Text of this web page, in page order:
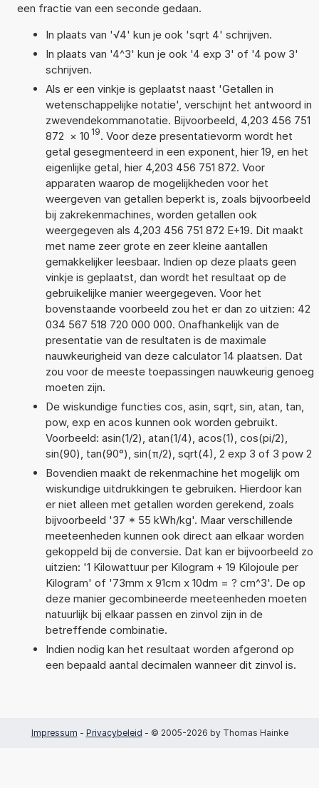
een fractie van een seconde gedaan.
In plaats van '√4' kun je ook 'sqrt 4' schrijven.
In plaats van '4^3' kun je ook '4 exp 3' of '4 pow 3'
schrijven.
Als er een vinkje is geplaatst naast 'Getallen in
wetenschappelijke notatie', verschijnt het antwoord in
zwevendekommanotatie. Bijvoorbeeld, 4,203 456 751
872 × 10 19. Voor deze presentatievorm wordt het
getal gesegmenteerd in een exponent, hier 19, en het
eigenlijke getal, hier 4,203 456 751 872. Voor
apparaten waarop de mogelijkheden voor het
weergeven van getallen beperkt is, zoals bijvoorbeeld
bij zakrekenmachines, worden getallen ook
weergegeven als 4,203 456 751 872 E+19. Dit maakt
met name zeer grote en zeer kleine aantallen
gemakkelijker leesbaar. Indien op deze plaats geen
vinkje is geplaatst, dan wordt het resultaat op de
gebruikelijke manier weergegeven. Voor het
bovenstaande voorbeeld zou het er dan zo uitzien: 42
034 567 518 720 000 000. Onafhankelijk van de
presentatie van de resultaten is de maximale
nauwkeurigheid van deze calculator 14 plaatsen. Dat
zou voor de meeste toepassingen nauwkeurig genoeg
moeten zijn.
De wiskundige functies cos, asin, sqrt, sin, atan, tan,
pow, exp en acos kunnen ook worden gebruikt.
Voorbeeld: asin(1/2), atan(1/4), acos(1), cos(pi/2),
sin(90), tan(90°), sin(π/2), sqrt(4), 2 exp 3 of 3 pow 2
Bovendien maakt de rekenmachine het mogelijk om
wiskundige uitdrukkingen te gebruiken. Hierdoor kan
er niet alleen met getallen worden gerekend, zoals
bijvoorbeeld '37 * 55 kWh/kg'. Maar verschillende
meeteenheden kunnen ook direct aan elkaar worden
gekoppeld bij de conversie. Dat kan er bijvoorbeeld zo
uitzien: '1 Kilowattuur per Kilogram + 19 Kilojoule per
Kilogram' of '73mm x 91cm x 10dm = ? cm^3'. De op
deze manier gecombineerde meeteenheden moeten
natuurlijk bij elkaar passen en zinvol zijn in de
betreffende combinatie.
Indien nodig kan het resultaat worden afgerond op
een bepaald aantal decimalen wanneer dit zinvol is.
Impressum - Privacybeleid - © 2005-2026 by Thomas Hainke